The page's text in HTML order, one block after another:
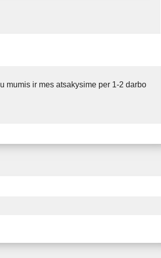
mumis ir mes atsakysime per 1-2 darbo